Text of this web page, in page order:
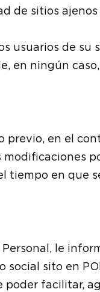
de sitios ajenos
usuarios de su
en ningún
previo, en el
tiempo en que
le
sito en
poder facilitar,